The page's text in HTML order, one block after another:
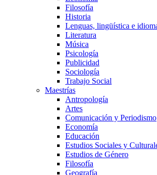
Filosofía
Historia
Lenguas, lingüística e
Literatura
Música
Psicología
Publicidad
Sociología
Trabajo Social
Maestrías
Antropología
Artes
Comunicación y Periodismo
Economía
Educación
Estudios Sociales y
Estudios de Género
Filosofía
Geografía